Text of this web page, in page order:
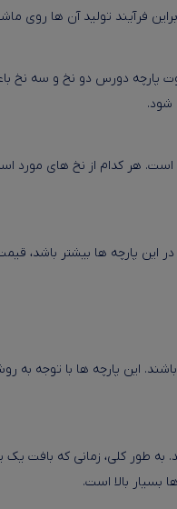
فرآیند تولید آن ها روی
دورس دو نخ و سه نخ
شود.
هر کدام از نخ های مورد
این پارچه ها بیشتر باشد،
این پارچه ها با توجه به
به طور کلی، زمانی که
بسیار بالا است.